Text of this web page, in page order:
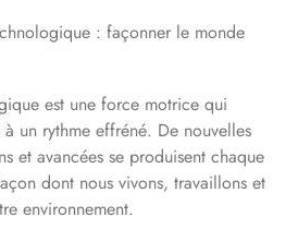
: façonner le monde
est une force motrice qui
un rythme effréné. De nouvelles
et avancées se produisent chaque
dont nous vivons, travaillons et
environnement.